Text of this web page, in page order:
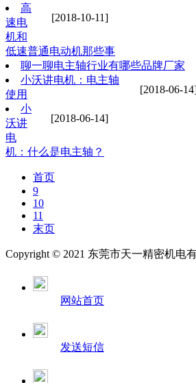
[2018-10-11]
高
速电
机和
低速普通电动机那些事
聊一聊电主轴行业有哪些品牌厂家
[2018-06-
小沃讲电机：电主轴
使用
[2018-06-14]
小
沃讲
电
机：什么是电主轴？
首页
9
10
11
末页
Copyright © 2021 东莞市天一精密机电
网站首页
发送短信